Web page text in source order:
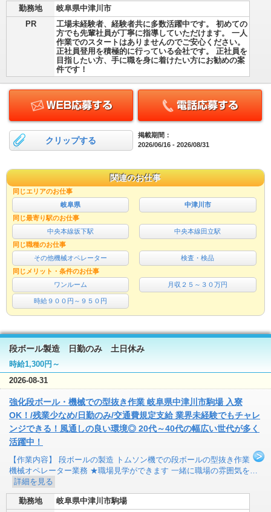
勤務地
岐阜県中津川市
PR
工場未経験者、経験者共に多数活躍中です。 初めての
方でも先輩社員が丁寧に指導していただけます。 一人
作業でのスタートはありませんのでご安心ください。
正社員登用を積極的に行っている会社です。 正社員を
目指したい方、手に職を身に着けたい方にお勧めの案
件です！
クリップする
掲載期間：
2026/06/16 - 2026/08/31
関連のお仕事
同じエリアのお仕事
岐阜県
中津川市
同じ最寄り駅のお仕事
中央本線坂下駅
中央本線田立駅
同じ職種のお仕事
その他機械オペレーター
検査・検品
同じメリット・条件のお仕事
ワンルーム
月収２５～３０万円
時給９００円～９５０円
段ボール製造 日勤のみ 土日休み
時給1,300円～
2026-08-31
強化段ボール・機械での型抜き作業 岐阜県中津川市駒場 入寮
OK！/残業少なめ/日勤のみ/交通費規定支給 業界未経験でもチャレ
ンジできる！風通しの良い環境◎ 20代～40代の幅広い世代が多く
活躍中！
【作業内容】 段ボールの製造 トムソン機での段ボールの型抜き作業
機械オペレーター業務 ★職場見学ができます 一緒に職場の雰囲気を…
詳細を見る
勤務地
岐阜県中津川市駒場